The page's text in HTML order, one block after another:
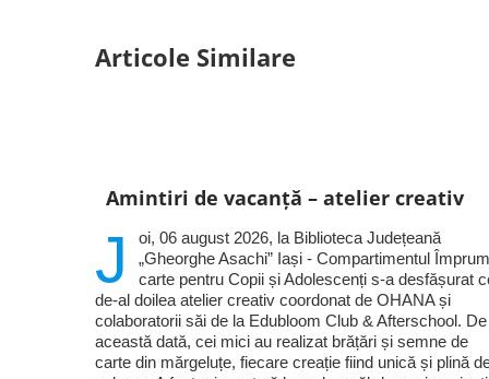
Articole Similare
Amintiri de vacanță – atelier creativ
J
oi, 06 august 2026, la Biblioteca Județeană
„Gheorghe Asachi” Iași - Compartimentul
carte pentru Copii și Adolescenți s-a desfășurat
de-al doilea atelier creativ coordonat de OHANA și
colaboratorii săi de la Edubloom Club & Afterschool. De
această dată, cei mici au realizat brățări și semne de
carte din mărgeluțe, fiecare creație fiind unică și plină